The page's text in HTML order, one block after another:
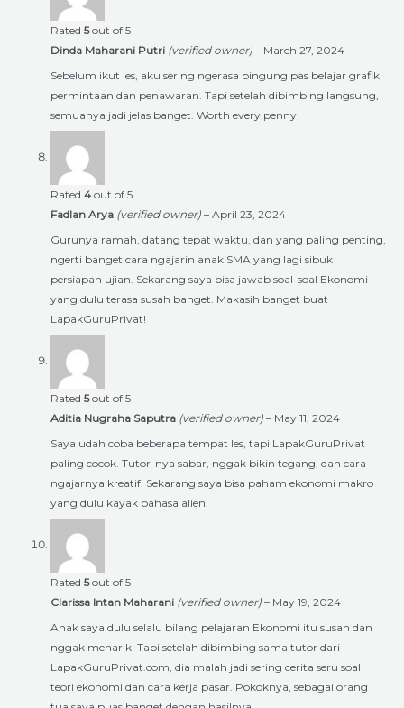
Rated 5out of 5
Dinda Maharani Putri (verified owner) – March 27, 2024
Sebelum ikut les, aku sering ngerasa bingung pas belajar grafik
permintaan dan penawaran. Tapi setelah dibimbing langsung,
semuanya jadi jelas banget. Worth every penny!
Rated 4 out of 5
Fadlan Arya (verified owner) – April 23, 2024
Gurunya ramah, datang tepat waktu, dan yang paling penting,
ngerti banget cara ngajarin anak SMA yang lagi sibuk
persiapan ujian. Sekarang saya bisa jawab soal-soal Ekonomi
yang dulu terasa susah banget. Makasih banget buat
LapakGuruPrivat!
Rated 5out of 5
Aditia Nugraha Saputra (verified owner) – May 11, 2024
Saya udah coba beberapa tempat les, tapi LapakGuruPrivat
paling cocok. Tutor-nya sabar, nggak bikin tegang, dan cara
ngajarnya kreatif. Sekarang saya bisa paham ekonomi makro
yang dulu kayak bahasa alien.
Rated 5out of 5
Clarissa Intan Maharani (verified owner) – May 19, 2024
Anak saya dulu selalu bilang pelajaran Ekonomi itu susah dan
nggak menarik. Tapi setelah dibimbing sama tutor dari
LapakGuruPrivat.com, dia malah jadi sering cerita seru soal
teori ekonomi dan cara kerja pasar. Pokoknya, sebagai orang